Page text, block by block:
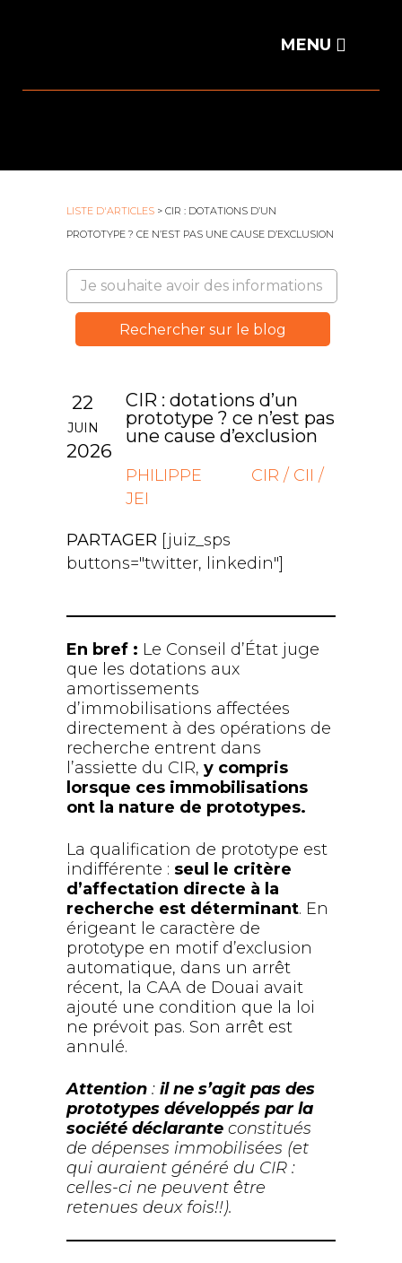
LISTE D'ARTICLES > CIR : DOTATIONS D’UN
PROTOTYPE ? CE N’EST PAS UNE CAUSE D’EXCLUSION
22
JUIN
2026
CIR : dotations d’un
prototype ? ce n’est pas
une cause d’exclusion
PHILIPPE
CIR / CII /
JEI
PARTAGER [juiz_sps
buttons="twitter, linkedin"]
En bref : Le Conseil d’État juge
que les dotations aux
amortissements
d’immobilisations affectées
directement à des opérations de
recherche entrent dans
l’assiette du CIR, y compris
lorsque ces immobilisations
ont la nature de prototypes.
La qualification de prototype est
indifférente : seul le critère
d’affectation directe à la
recherche est déterminant. En
érigeant le caractère de
prototype en motif d’exclusion
automatique, dans un arrêt
récent, la CAA de Douai avait
ajouté une condition que la loi
ne prévoit pas. Son arrêt est
annulé.
Attention : il ne s’agit pas des
prototypes développés par la
société déclarante constitués
de dépenses immobilisées (et
qui auraient généré du CIR :
celles-ci ne peuvent être
retenues deux fois!!).